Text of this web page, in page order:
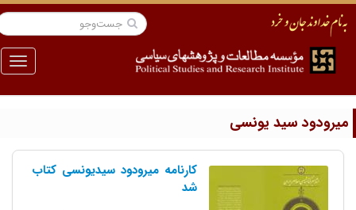
منو
سید یونسی
کارنامه میرودود سیدیونسی کتاب
شد